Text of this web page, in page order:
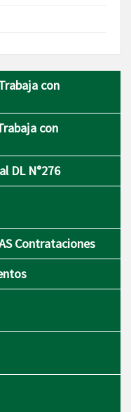
con
con
DL N°276
Contrataciones